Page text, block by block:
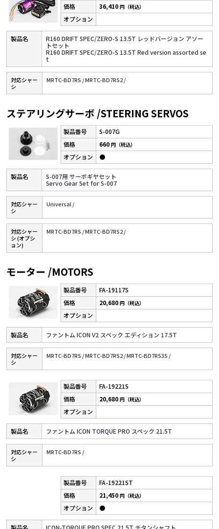
R160 DRIFT SPEC/ZERO-S 13.5T レッドバージョン アソー
トセット
R160 DRIFT SPEC/ZERO-S 13.5T Red version assorted se
t
36,410円（税込）
対応シャー
シ
MRTC-BD7RS /MRTC-BD7RS2 /
ステアリングサーボ /STEERING SERVOS
S-007G
S-007用 サーボギヤセット
Servo Gear Set for S-007
660円（税込）
●
対応シャー
シ
Universal /
対応シャー
シ (オプシ
ョン)
MRTC-BD7RS /MRTC-BD7RS2 /
モーター /MOTORS
FA-19117S
ファントム ICON V2 スペック エディション 17.5T
20,680円（税込）
対応シャー
シ
MRTC-BD7RS /MRTC-BD7RS2 /MRTC-BD7RS3S /
FA-19221S
ファントム ICON TORQUE PRO スペック 21.5T
20,680円（税込）
対応シャー
シ
MRTC-BD7RS /
FA-19221ST
ICON-TORQUE PRO SPEC 21.5T チタンシャフト
21,450円（税込）
●